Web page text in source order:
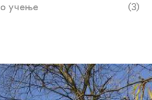
учење (3)